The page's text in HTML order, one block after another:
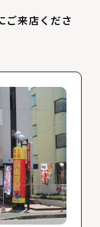
ご来店くださ